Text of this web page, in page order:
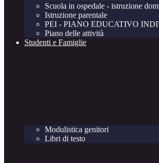
Scuola in ospedale - istruzione
Istruzione parentale
PEI - PIANO EDUCATIVO
Piano delle attività
Studenti e Famiglie
Modulistica genitori
Libri di testo